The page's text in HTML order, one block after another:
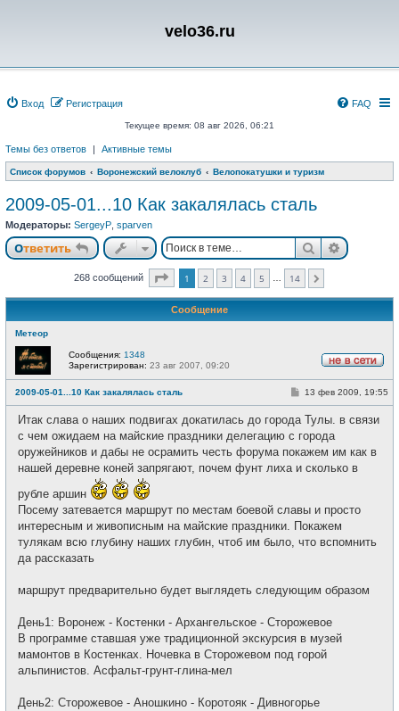
velo36.ru
Вход Регистрация FAQ
Текущее время: 08 авг 2026, 06:21
Темы без ответов | Активные темы
Список форумов Воронежский велоклуб Велопокатушки и туризм
2009-05-01...10 Как закалялась сталь
Модераторы: SergeyP sparven
Ответить Поиск
268 сообщений Страница из
1 2 3 4 5 14
Сообщение
Метеор
е
в
с
Сообщения: 1348
Зарегистрирован: 23 авг 2007, 09:20
2009-05-01...10 Как закалялась сталь
С
б
щ
н
и
13 фев 2009, 19:55
Итак слава о наших подвигах докатилась до города Тулы. в связи
с чем ожидаем на майские праздники делегацию с города
оружейников и дабы не осрамить честь форума покажем им как в
нашей деревне коней запрягают, почем фунт лиха и сколько в
рубле аршин
Посему затевается маршрут по местам боевой славы и просто
интересным и живописным на майские праздники. Покажем
тулякам всю глубину наших глубин, чтоб им было, что вспомнить
да рассказать
маршрут предварительно будет выглядеть следующим образом
День1: Воронеж - Костенки - Архангельское - Сторожевое
В программе ставшая уже традиционной экскурсия в музей
мамонтов в Костенках. Ночевка в Сторожевом под горой
альпинистов. Асфальт-грунт-глина-мел
День2: Сторожевое - Аношкино - Коротояк - Дивногорье